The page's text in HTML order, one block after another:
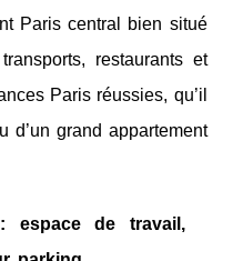
Paris central bien situé
restaurants et
Paris réussies, qu’il
d’un grand appartement
espace de travail,